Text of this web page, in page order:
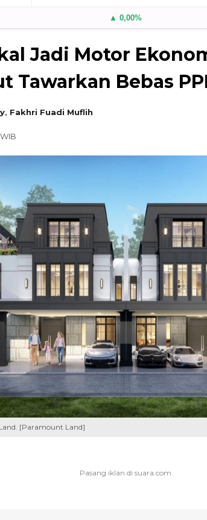
▲ 0,00%
Jadi Motor
Tawarkan Bebas
, Fakhri Fuadi Muflih
[Paramount Land]